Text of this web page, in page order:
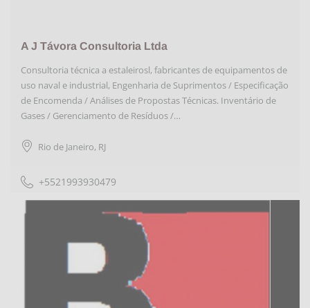
A J Távora Consultoria Ltda
Consultoria técnica a estaleirosl, fabricantes de equipamentos de
uso naval e industrial, Engenharia de Suprimentos / Especificação
de Encomenda / Análises de Propostas Técnicas. Inventário de
Gases / Gerenciamento de Resíduos /…
Rio de Janeiro, RJ
+5521993930479